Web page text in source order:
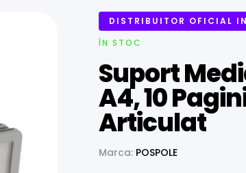
DISTRIBUITOR OFICIAL
ÎN STOC
Suport
A4, 10
Articulat
Marca: POSPOLE